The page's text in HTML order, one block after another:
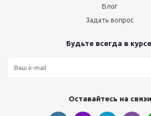
Блог
Задать вопрос
Будьте всегда в
Оставайтесь на связи